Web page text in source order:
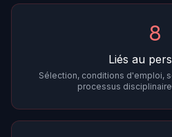
8
Liés au
Sélection, conditions d'emploi,
processus